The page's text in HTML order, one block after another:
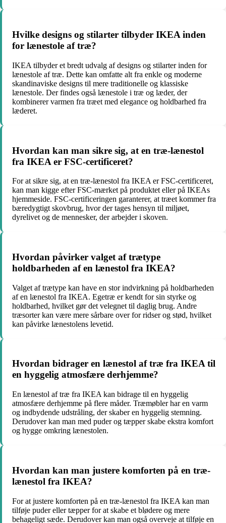
Hvilke designs og stilarter tilbyder IKEA inden
for lænestole af træ?
IKEA tilbyder et bredt udvalg af designs og stilarter inden for
lænestole af træ. Dette kan omfatte alt fra enkle og moderne
skandinaviske designs til mere traditionelle og klassiske
lænestole. Der findes også lænestole i træ og læder, der
kombinerer varmen fra træet med elegance og holdbarhed fra
læderet.
Hvordan kan man sikre sig, at en træ-lænestol
fra IKEA er FSC-certificeret?
For at sikre sig, at en træ-lænestol fra IKEA er FSC-certificeret,
kan man kigge efter FSC-mærket på produktet eller på IKEAs
hjemmeside. FSC-certificeringen garanterer, at træet kommer fra
bæredygtigt skovbrug, hvor der tages hensyn til miljøet,
dyrelivet og de mennesker, der arbejder i skoven.
Hvordan påvirker valget af trætype
holdbarheden af en lænestol fra IKEA?
Valget af trætype kan have en stor indvirkning på holdbarheden
af en lænestol fra IKEA. Egetræ er kendt for sin styrke og
holdbarhed, hvilket gør det velegnet til daglig brug. Andre
træsorter kan være mere sårbare over for ridser og stød, hvilket
kan påvirke lænestolens levetid.
Hvordan bidrager en lænestol af træ fra IKEA til
en hyggelig atmosfære derhjemme?
En lænestol af træ fra IKEA kan bidrage til en hyggelig
atmosfære derhjemme på flere måder. Træmøbler har en varm
og indbydende udstråling, der skaber en hyggelig stemning.
Derudover kan man med puder og tæpper skabe ekstra komfort
og hygge omkring lænestolen.
Hvordan kan man justere komforten på en træ-
lænestol fra IKEA?
For at justere komforten på en træ-lænestol fra IKEA kan man
tilføje puder eller tæpper for at skabe et blødere og mere
behageligt sæde. Derudover kan man også overveje at tilføje en